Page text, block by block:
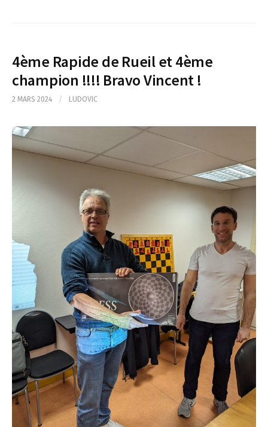
4ème Rapide de Rueil et 4ème
champion !!!! Bravo Vincent !
2 MARS 2024 / LUDOVIC